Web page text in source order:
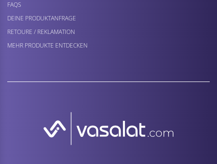
FAQS
DEINE PRODUKTANFRAGE
RETOURE / REKLAMATION
MEHR PRODUKTE ENTDECKEN